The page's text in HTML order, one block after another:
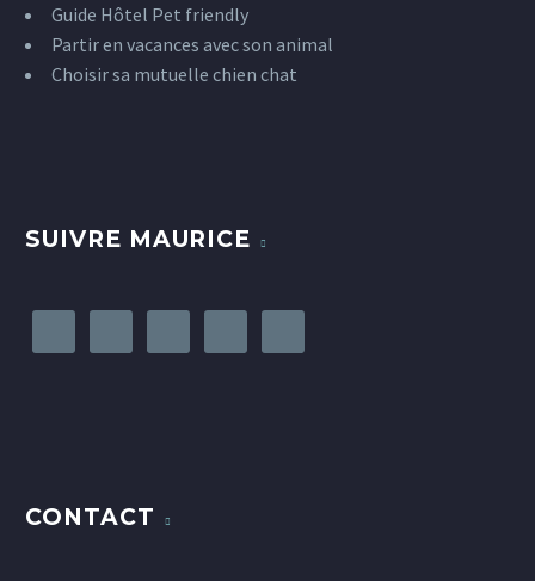
Guide Hôtel Pet friendly
Partir en vacances avec son animal
Choisir sa mutuelle chien chat
SUIVRE MAURICE
CONTACT